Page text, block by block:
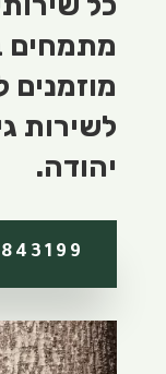
מתמחים
מוזמנים
לשירות
יהודה.